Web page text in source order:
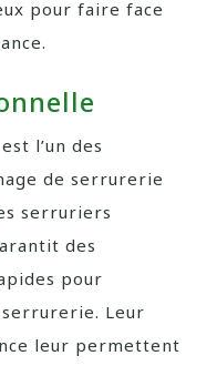
pour faire face
l’un des
de serrurerie
serruriers
des
pour
Leur
leur permettent